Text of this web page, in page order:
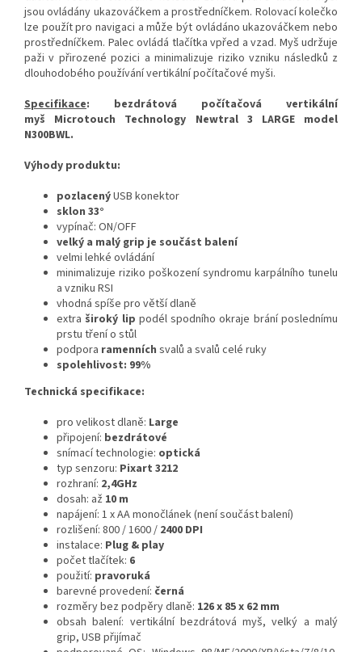
jsou ovládány ukazováčkem a prostředníčkem. Rolovací kolečko
lze použít pro navigaci a může být ovládáno ukazováčkem nebo
prostředníčkem. Palec ovládá tlačítka vpřed a vzad. Myš udržuje
paži v přirozené pozici a minimalizuje riziko vzniku následků z
dlouhodobého používání vertikální počítačové myši.
Specifikace: bezdrátová počítačová vertikální
myš Microtouch Technology Newtral 3 LARGE model
N300BWL.
Výhody produktu:
pozlacenýUSB konektor
sklon 33°
vypínač: ON/OFF
velký a malý grip je součást balení
velmi lehké ovládání
minimalizuje riziko poškození syndromu karpálního tunelu
a vzniku RSI
vhodná spíše pro větší dlaně
extra široký lip podél spodního okraje brání poslednímu
prstu tření o stůl
podpora ramenních svalů a svalů celé ruky
spolehlivost: 99%
Technická specifikace:
pro velikost dlaně: Large
připojení: bezdrátové
snímací technologie: optická
typ senzoru: Pixart 3212
rozhraní: 2,4GHz
dosah: až 10 m
napájení: 1 x AA monočlánek (není součást balení)
rozlišení: 800 / 1600 / 2400 DPI
instalace: Plug & play
počet tlačítek: 6
použití: pravoruká
barevné provedení: černá
rozměry bez podpěry dlaně: 126 x 85 x 62 mm
obsah balení: vertikální bezdrátová myš, velký a malý
grip, USB přijímač